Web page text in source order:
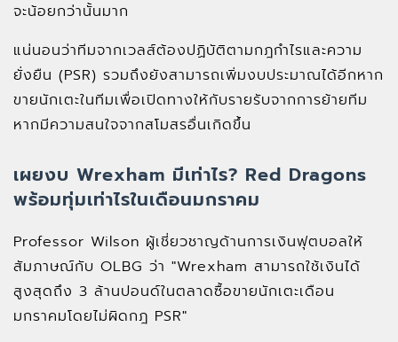
จะน้อยกว่านั้นมาก
แน่นอนว่าทีมจากเวลส์ต้องปฏิบัติตามกฎกำไรและความ
ยั่งยืน (PSR) รวมถึงยังสามารถเพิ่มงบประมาณได้อีกหาก
ขายนักเตะในทีมเพื่อเปิดทางให้กับรายรับจากการย้ายทีม
หากมีความสนใจจากสโมสรอื่นเกิดขึ้น
เผยงบ Wrexham มีเท่าไร? Red Dragons
พร้อมทุ่มเท่าไรในเดือนมกราคม
Professor Wilson ผู้เชี่ยวชาญด้านการเงินฟุตบอลให้
สัมภาษณ์กับ OLBG ว่า "Wrexham สามารถใช้เงินได้
สูงสุดถึง 3 ล้านปอนด์ในตลาดซื้อขายนักเตะเดือน
มกราคมโดยไม่ผิดกฎ PSR"